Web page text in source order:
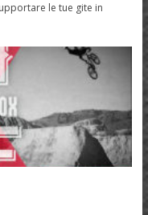
le tue gite in